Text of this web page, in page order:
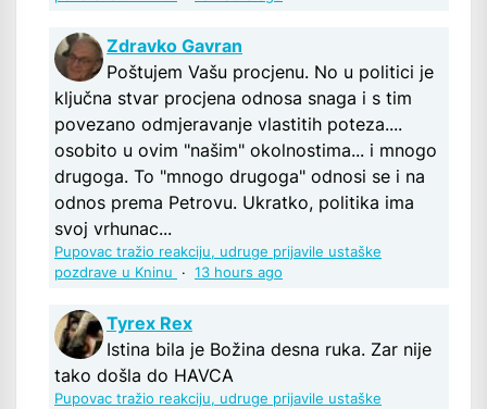
Zdravko Gavran
Poštujem Vašu procjenu. No u politici je
ključna stvar procjena odnosa snaga i s tim
povezano odmjeravanje vlastitih poteza....
osobito u ovim "našim" okolnostima... i mnogo
drugoga. To "mnogo drugoga" odnosi se i na
odnos prema Petrovu. Ukratko, politika ima
svoj vrhunac...
Pupovac tražio reakciju, udruge prijavile ustaške
pozdrave u Kninu
· 13 hours ago
Tyrex Rex
Istina bila je Božina desna ruka. Zar nije
tako došla do HAVCA
Pupovac tražio reakciju, udruge prijavile ustaške